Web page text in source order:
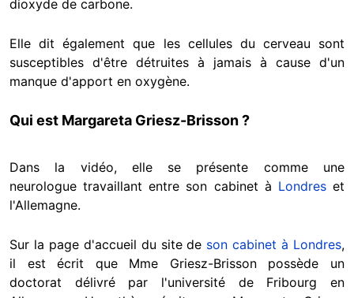
dioxyde de carbone.
Elle dit également que les cellules du cerveau sont
susceptibles d'être détruites à jamais à cause d'un
manque d'apport en oxygène.
Qui est Margareta Griesz-Brisson ?
Dans la vidéo, elle se présente comme une
neurologue travaillant entre son cabinet à Londreset
l'Allemagne.
Sur la page d'accueil du site de son cabinet à Londres,
il est écrit que Mme Griesz-Brisson possède un
doctorat délivré par l'université de Fribourg en